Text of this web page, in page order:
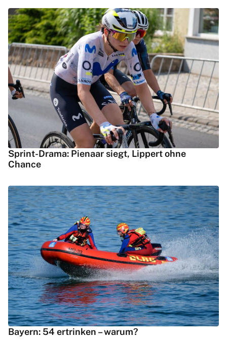
Sprint-Drama: Pienaar siegt, Lippert ohne
Chance
Bayern: 54 ertrinken – warum?